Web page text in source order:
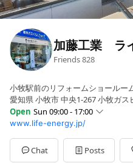
加藤工業 ラ
Friends828
小牧駅前のリフォームショールー
愛知県 小牧市 中央1-267 小牧ガス
Open Sun 09:00 - 17:00
Sun09:00 - 17:00
Mon09:00 - 17:00
TueClosed
Wed09:00 - 17:00
www.life-energy.jp/
Chat Posts